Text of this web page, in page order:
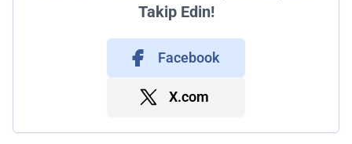
Takip Edin!
Facebook
X.com